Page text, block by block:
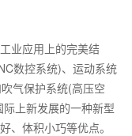
业应用上的完美结
数控系统)、运动系统
气保护系统(高压空
上新发展的一种新型
、体积小巧等优点。